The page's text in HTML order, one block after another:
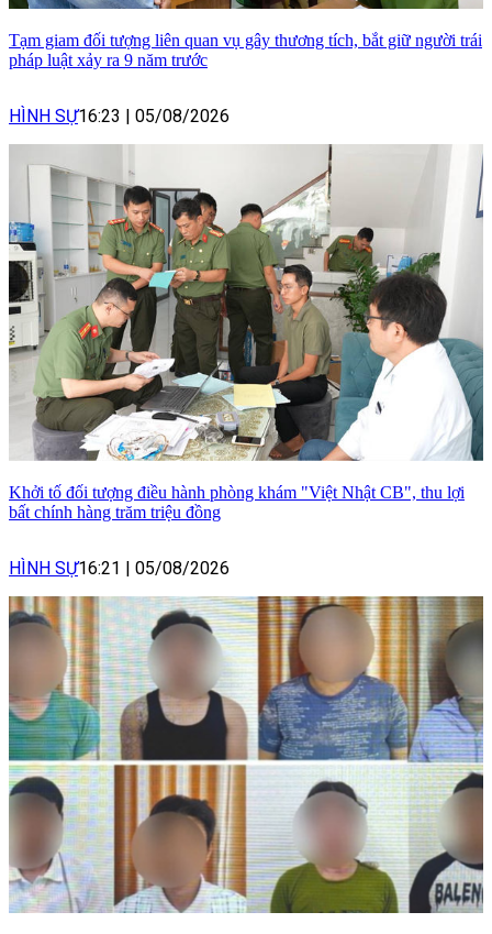
Tạm giam đối tượng liên quan vụ gây thương tích, bắt giữ người trái
pháp luật xảy ra 9 năm trước
HÌNH SỰ16:23 | 05/08/2026
Khởi tố đối tượng điều hành phòng khám "Việt Nhật CB", thu lợi
bất chính hàng trăm triệu đồng
HÌNH SỰ16:21 | 05/08/2026